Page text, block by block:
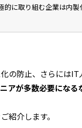
的に取り組む企業は内
の防止、さらには
アが多数必要になる
紹介します。